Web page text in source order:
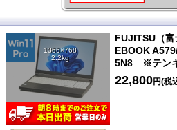
1366×768
2.2kg
FUJITSU（
EBOOK
5N8 ※テン
22,800円(税